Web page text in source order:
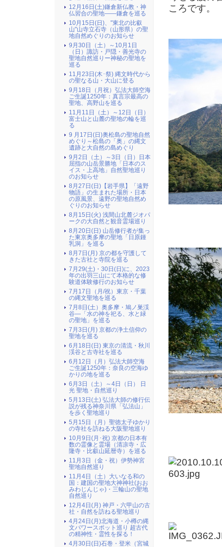
ころです。
12月16日(土)鎌倉新仏教・神
仏習合の聖地――鎌倉を巡る
10月15日(日)、"東北の比叡
山"山寺立石寺（山形県）の聖
地自然めぐりのお知らせ
9月30日（土）～10月1日
（日）諏訪・戸隠・善光寺の
聖地自然巡りー神秘の聖地を
巡る
11月23日(木･祭) 縄文時代から
の聖なる山・大山に登る
9月18日（月祝）弘法大師空海
ご生誕1250年：真言宗最高の
聖地、高野山を巡る
11月11日（土）～12日（日）
富士山と山麓の聖地の輪を巡
る
9 月17日(日)奥松島の聖地自然
めぐり～松島の「奥」の縄文
遺跡と大自然の島めぐり
9月2日（土）～3日（日）日本
屈指の山岳景勝地「日本のス
イス・上高地」自然聖地巡り
のお知らせ
8月27日(日)【岩手県】「遠野
物語」の生まれた場所・日本
の原風景、遠野の聖地自然め
ぐりのお知らせ
8月15日(火) 浅間山北麓ジオパ
ークの大自然と観音霊場巡り
8月20日(日) 山岳修行者が集っ
た東京奥多摩の聖地「日原鍾
乳洞」を巡る
8月7日(月) 京の都を守護して
きた古社と寺院を巡る
7月29(土)・30日(日)に、2023
年の出羽三山にて本格的な修
験道体験修行のお知らせ
7月17日（月/祝）東京・千葉
の縄文聖地を巡る
7月8日(土）奥多摩・鳩ノ巣渓
谷―「水の神を祀る、水と緑
の聖地」を巡る
7月3日(月) 京都の浄土信仰の
聖地を巡る
6月18日(日) 東京の清流・秋川
渓谷と古寺社を巡る
6月12日（月）弘法大師空海
ご生誕1250年：奈良の空海ゆ
かりの地を巡る
6月3日（土）～4日（日） 日
光 聖地・自然巡り
5月13日(土) 弘法大師の修行伝
説が残る神奈川県「弘法山」
を歩く聖地巡り
5月15日（月）聖徳太子ゆかり
の寺社を訪ねる大阪聖地巡り
10月9日(月･祝) 京都の日本有
数の霊像と霊場（清凉寺・広
隆寺・比叡山延暦寺）を巡る
11月3日（金・祝）伊勢神宮
聖地自然巡り
11月4日（土）大いなる和の
国：建国の聖地大神神社(おお
みわじんじゃ)・三輪山の聖地
自然巡り
12月4日(月) 神戸・六甲山の古
社・自然を訪ねる聖地巡り
4月24日(月)北海道・小樽の縄
文パワースポット巡り 超古代
の精神性・霊性を探る！
4月30日(日)石巻・登米（宮城